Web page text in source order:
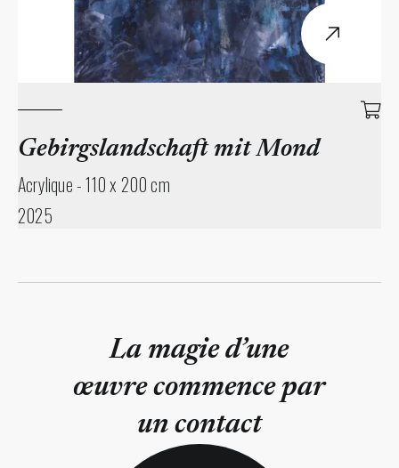
Gebirgslandschaft mit Mond
Acrylique-110 x 200 cm
2025
La magie d’une
œuvre commence par
un contact